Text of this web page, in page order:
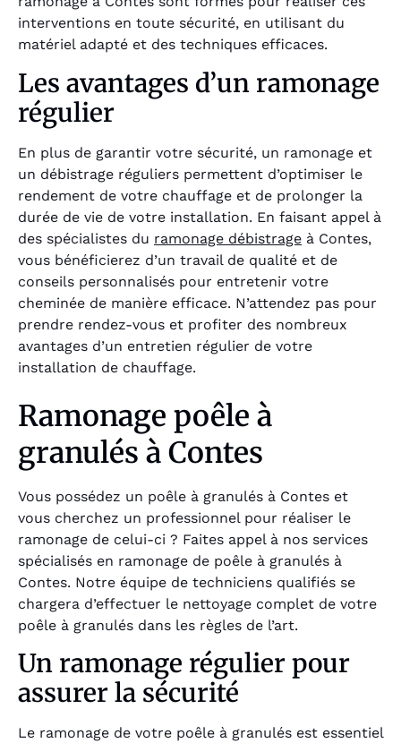
interventions en toute sécurité, en utilisant du
matériel adapté et des techniques efficaces.
Les avantages d’un ramonage
régulier
En plus de garantir votre sécurité, un ramonage et
un débistrage réguliers permettent d’optimiser le
rendement de votre chauffage et de prolonger la
durée de vie de votre installation. En faisant appel à
des spécialistes du ramonage débistrage à Contes,
vous bénéficierez d’un travail de qualité et de
conseils personnalisés pour entretenir votre
cheminée de manière efficace. N’attendez pas pour
prendre rendez-vous et profiter des nombreux
avantages d’un entretien régulier de votre
installation de chauffage.
Ramonage poêle à
granulés à Contes
Vous possédez un poêle à granulés à Contes et
vous cherchez un professionnel pour réaliser le
ramonage de celui-ci ? Faites appel à nos services
spécialisés en ramonage de poêle à granulés à
Contes. Notre équipe de techniciens qualifiés se
chargera d’effectuer le nettoyage complet de votre
poêle à granulés dans les règles de l’art.
Un ramonage régulier pour
assurer la sécurité
Le ramonage de votre poêle à granulés est essentiel